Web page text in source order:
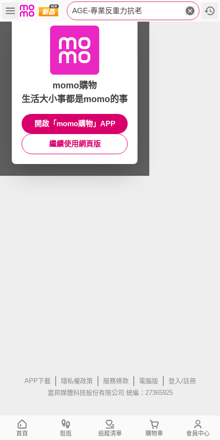
AGE-專業反重力抗老
APP下載 隱私權政策 服務條款 電腦版
登入/註冊
富邦媒體科技股份有限公司 統編：27365925
momo購物
生活大小事都是momo的事
開啟「momo購物」APP
繼續使用網頁版
首頁 逛逛 追蹤清單 購物車 會員中心